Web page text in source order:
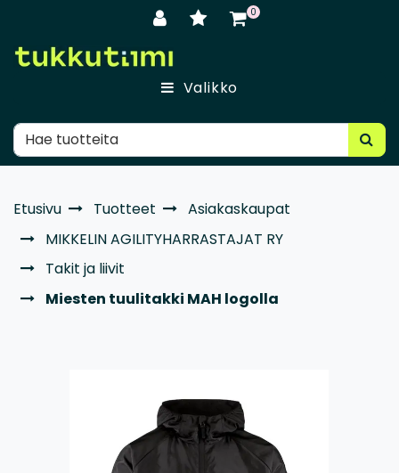
0
Valikko
Etusivu Tuotteet
Asiakaskaupat
MIKKELIN AGILITYHARRASTAJAT RY
Takit ja liivit
Miesten tuulitakki MAH logolla